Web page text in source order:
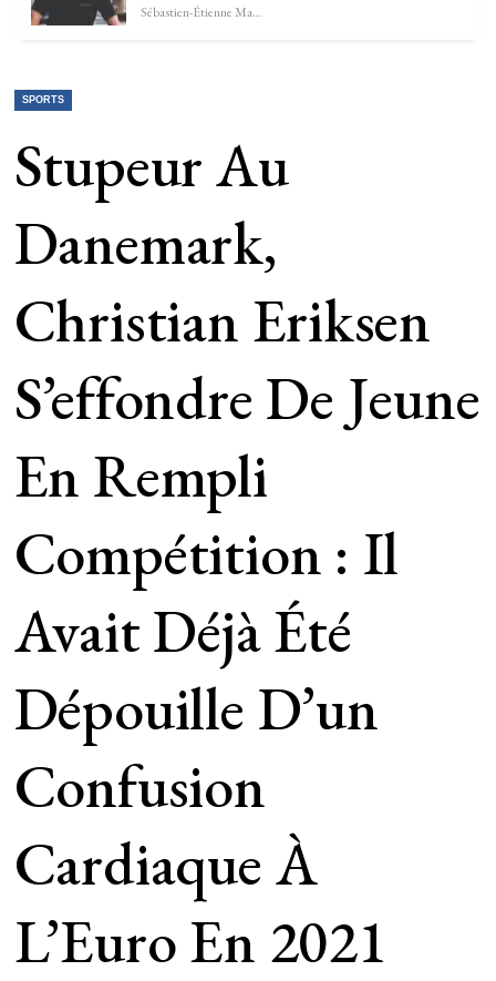
Sébastien-Étienne Marechal
SPORTS
Stupeur Au
Danemark,
Christian Eriksen
S’effondre De Jeune
En Rempli
Compétition : Il
Avait Déjà Été
Dépouille D’un
Confusion
Cardiaque À
L’Euro En 2021